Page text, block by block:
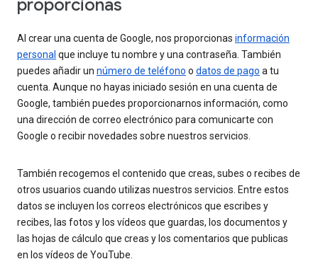
proporcionas
Al crear una cuenta de Google, nos proporcionas información
personal que incluye tu nombre y una contraseña. También
puedes añadir un número de teléfono o datos de pago a tu
cuenta. Aunque no hayas iniciado sesión en una cuenta de
Google, también puedes proporcionarnos información, como
una dirección de correo electrónico para comunicarte con
Google o recibir novedades sobre nuestros servicios.
También recogemos el contenido que creas, subes o recibes de
otros usuarios cuando utilizas nuestros servicios. Entre estos
datos se incluyen los correos electrónicos que escribes y
recibes, las fotos y los vídeos que guardas, los documentos y
las hojas de cálculo que creas y los comentarios que publicas
en los vídeos de YouTube.